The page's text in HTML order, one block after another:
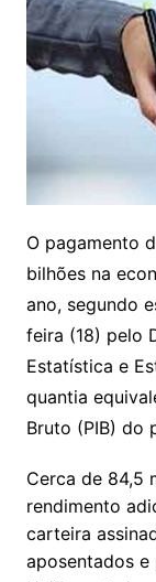
O pagamento
bilhões na
ano, segundo
feira (18) pelo
Estatística e
quantia
Bruto (PIB) do
Cerca de 84,5
rendimento
carteira
aposentados e